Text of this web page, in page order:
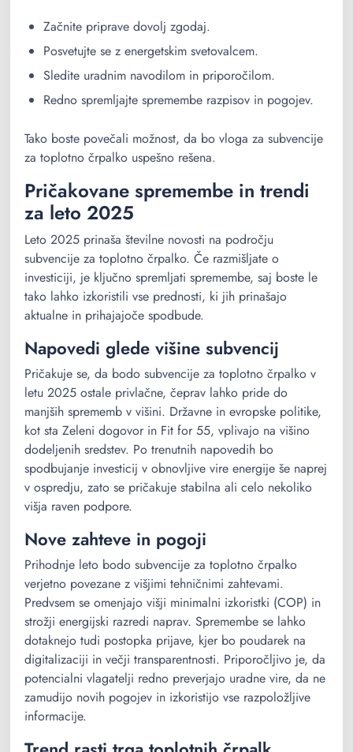
Začnite priprave dovolj zgodaj.
Posvetujte se z energetskim svetovalcem.
Sledite uradnim navodilom in priporočilom.
Redno spremljajte spremembe razpisov in pogojev.
Tako boste povečali možnost, da bo vloga za subvencije
za toplotno črpalko uspešno rešena.
Pričakovane spremembe in trendi
za leto 2025
Leto 2025 prinaša številne novosti na področju
subvencije za toplotno črpalko. Če razmišljate o
investiciji, je ključno spremljati spremembe, saj boste le
tako lahko izkoristili vse prednosti, ki jih prinašajo
aktualne in prihajajoče spodbude.
Napovedi glede višine subvencij
Pričakuje se, da bodo subvencije za toplotno črpalko v
letu 2025 ostale privlačne, čeprav lahko pride do
manjših sprememb v višini. Državne in evropske politike,
kot sta Zeleni dogovor in Fit for 55, vplivajo na višino
dodeljenih sredstev. Po trenutnih napovedih bo
spodbujanje investicij v obnovljive vire energije še naprej
v ospredju, zato se pričakuje stabilna ali celo nekoliko
višja raven podpore.
Nove zahteve in pogoji
Prihodnje leto bodo subvencije za toplotno črpalko
verjetno povezane z višjimi tehničnimi zahtevami.
Predvsem se omenjajo višji minimalni izkoristki (COP) in
strožji energijski razredi naprav. Spremembe se lahko
dotaknejo tudi postopka prijave, kjer bo poudarek na
digitalizaciji in večji transparentnosti. Priporočljivo je, da
potencialni vlagatelji redno preverjajo uradne vire, da ne
zamudijo novih pogojev in izkoristijo vse razpoložljive
informacije.